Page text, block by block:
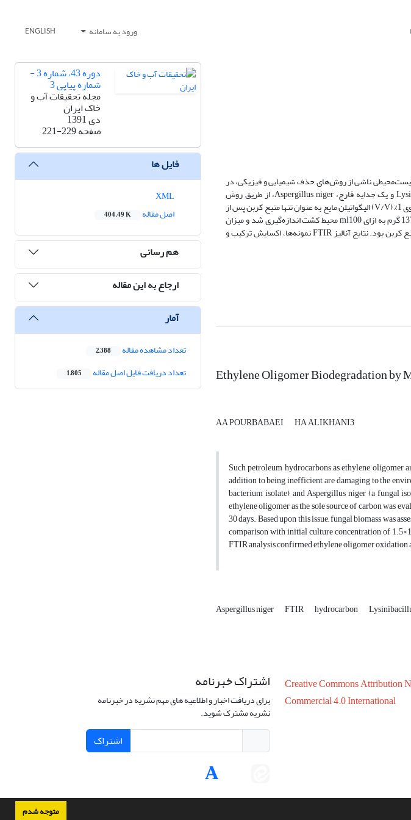
متوجه شدم
ورود به سامانه ENGLISH
ناشی از روش‌های حذف شیمیایی و فیزیکی، در
این تحقیق با هدف دستیابی به جدایه‌های توانمند تجزیه کننده الیگواتیلن، یک جدایه باکتری، Lysinibacillus xylanilyticus و یک جدایه قارچ، Aspergillus niger، از طریق روش
غنی‌سازی از خاک‌های‌ مکان‌های دفن زباله جداسازی شدند. توانایی تجزیه الیگواتیلن توسط این جدایه‌‌ها در محیط معدنی حاوی 1% (V/V) الیگواتیلن مایع به عنوان تنها منبع کربن پس از
30 روز گرماگذاری بر روی شیکر در دمای ?C30 سنجش شد. پس از گذشت زمان یاد شده، زیست‌توده قارچ برابر با 1370/0 گرم به ازای ml100 محیط کشت اندازه‌گیری شد و میزان
رشد باکتری به 2/3 برابر مقدار اولیه خود (CFU.ml-1108× 5/1) رسید که نشان‌دهنده مصرف الیگواتیلن بعنوان تنها منبع کربن بود. نتایج آنالیز FTIR نمونه‌ها، اکسایش ترکیب و
Ethylene Oligomer Biodegradation
AA POURBABAEI
HA ALIKHANI3
Such petroleum hydrocarbons as ethylene
addition to being inefficient, are damaging to the
bacterium isolate), and Aspergillus niger (a fungal
ethylene oligomer as the sole source of carbon was
30 days. Based upon this issue, fungal biomass was
comparison with initial culture concentration of
FTIR analysis confirmed ethylene oligomer
Aspergillus niger FTIR hydrocarbon
دوره 43، شماره 3 -
شماره پیاپی 3
مجله تحقیقات آب و
خاک ایران
دی 1391
صفحه221-229
فایل ها
اصل مقاله
404.49 K
هم رسانی
ارجاع به این مقاله
آمار
تعداد مشاهده مقاله 2,388
تعداد دریافت فایل اصل مقاله 1,805
Creative Commons Attribution
Commercial 4.0 International
اشتراک خبرنامه
برای دریافت اخبار و اطلاعیه های مهم نشریه در خبرنامه
نشریه مشترک شوید.
اشتراک